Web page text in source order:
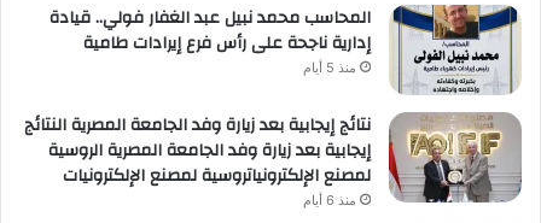
المحاسب محمد نبيل عبد الغفار فولي.. قيادة
إدارية ناجحة على رأس فرع إيرادات طامية
منذ 5 أيام
نتائج إيجابية بعد زيارة وفد الجامعة المصرية النتائج
إيجابية بعد زيارة وفد الجامعة المصرية الروسية
لمصنع الإلكترونياتروسية لمصنع الإلكترونيات
منذ 6 أيام